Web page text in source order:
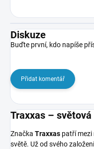
Diskuze
Buďte první, kdo napíše
Přidat komentář
Traxxas –
Značka Traxxas patří mezi
světě. Už od svého